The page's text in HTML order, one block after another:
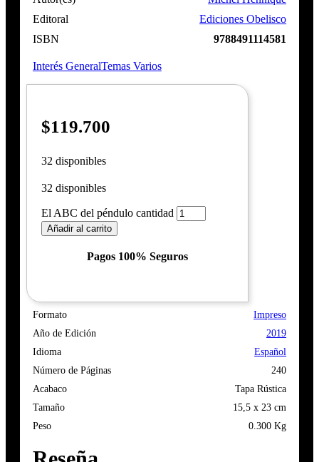
Editoral
Ediciones Obelisco
ISBN
9788491114581
Interés GeneralTemas Varios
$119.700
32 disponibles
32 disponibles
El ABC del péndulo cantidad
Añadir al carrito
Pagos 100% Seguros
Formato
Impreso
Año de Edición
2019
Idioma
Español
Número de Páginas
240
Acabaco
Tapa Rústica
Tamaño
15,5 x 23 cm
Peso
0.300 Kg